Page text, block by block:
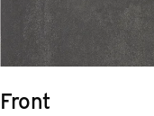
Front